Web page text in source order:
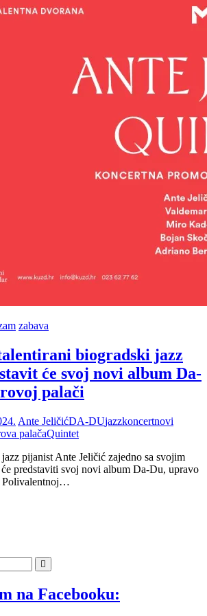
zabava
biogradski jazz
će svoj novi album Da-
palači
Ante JeličićDA-DUjazzkoncertnovi
palačaQuintet
pijanist Ante Jeličić zajedno sa svojim
predstaviti svoj novi album Da-Du, upravo
Polivalentnoj…
na Facebooku: